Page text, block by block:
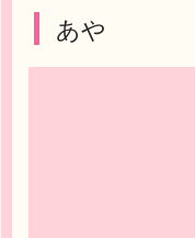
あや